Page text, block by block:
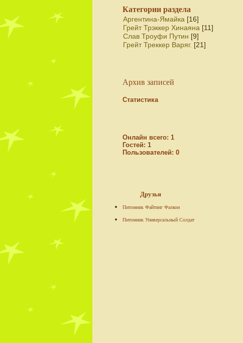
Категории раздела
Аргентина-Ямайка [16]
Грейт Трэккер Хинаяна [11]
Слав Троуфи Путин [9]
Грейт Треккер Варяг. [21]
Архив записей
Статистика
Онлайн всего: 1
Гостей: 1
Пользователей: 0
Друзья
Питомник Файтинг Фалкон
Питомник Универсальный Солдат